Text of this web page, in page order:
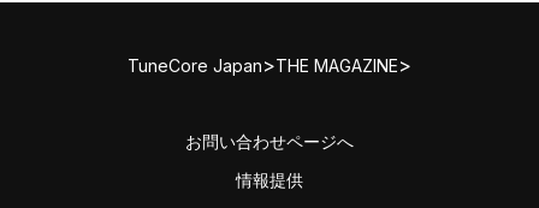
TuneCore Japan>THE MAGAZINE>
お問い合わせページへ
情報提供